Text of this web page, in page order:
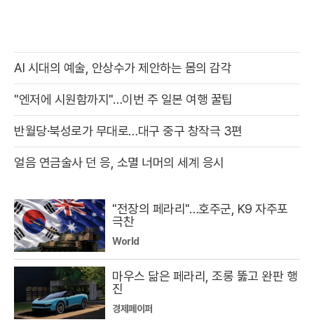
AI 시대의 예술, 안상수가 제안하는 몸의 감각
"엔저에 시원함까지"…이번 주 일본 여행 꿀팁
반월당·북성로가 무대로…대구 중구 창작극 3편
얼음 연금술사 던 응, 소멸 너머의 세계 응시
"전장의 페라리"…호주군, K9 자주포
극찬
World
마우스 닮은 페라리, 조롱 뚫고 완판 행
진
경제페이퍼